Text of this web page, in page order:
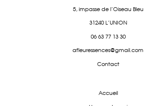
5, impasse de l'Oiseau Bleu
31240 L'UNION
06 63 77 13 30
afleuressences@gmail.com
Contact
Accueil